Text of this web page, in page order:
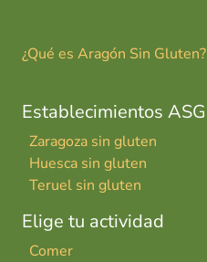
¿Qué es Aragón Sin Gluten?
Establecimientos ASG
Zaragoza sin gluten
Huesca sin gluten
Teruel sin gluten
Elige tu actividad
Comer